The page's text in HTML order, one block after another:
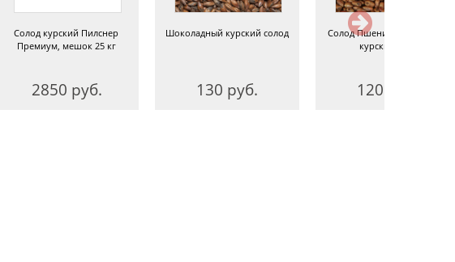
Солод курский Пилснер
Премиум, мешок 25 кг
2850 руб.
Шоколадный курский солод
130 руб.
Солод Пшеничный темный
курский, 1 кг
120 руб.